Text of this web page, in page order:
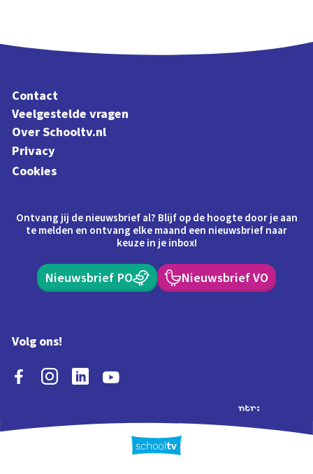
Contact
Veelgestelde vragen
Over Schooltv.nl
Privacy
Cookies
Ontvang jij de nieuwsbrief al? Blijf op de hoogte door je aan
te melden en ontvang elke maand een nieuwsbrief naar
keuze in je inbox!
Nieuwsbrief PO Nieuwsbrief VO
Volg ons!